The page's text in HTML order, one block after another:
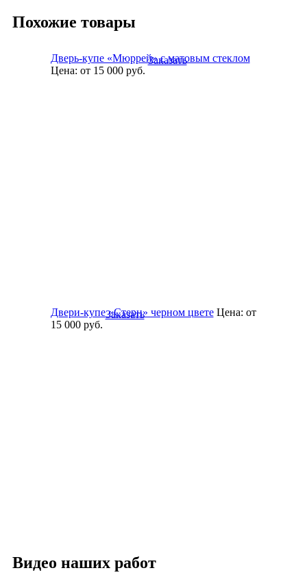
Похожие товары
Дверь-купе «Мюррей» с матовым стеклом
Цена: от 15 000руб.
Заказать
Двери-купе «Стерн» черном цвете Цена: от
15 000руб.
Заказать
Видео наших работ